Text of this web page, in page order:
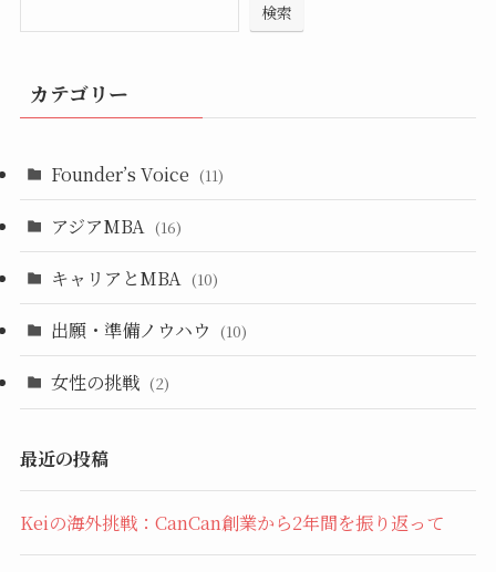
検索
カテゴリー
Founder’s Voice (11)
アジアMBA (16)
キャリアとMBA (10)
出願・準備ノウハウ (10)
女性の挑戦 (2)
最近の投稿
Keiの海外挑戦：CanCan創業から2年間を振り返って